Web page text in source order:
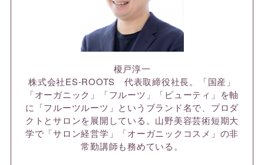
榎戸淳一
株式会社ES-ROOTS 代表取締役社長。「国産」
「オーガニック」「フルーツ」「ビューティ」を軸
に「フルーツルーツ」というブランド名で、プロダ
クトとサロンを展開している。山野美容芸術短期大
学で「サロン経営学」「オーガニックコスメ」の非
常勤講師も務めている。